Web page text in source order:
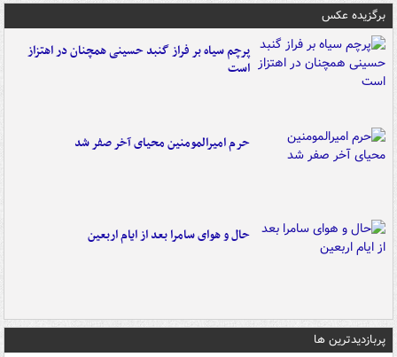
برگزیده عکس
پرچم سیاه بر فراز گنبد حسینی همچنان در اهتزاز
است
حرم امیرالمومنین محیای آخر صفر شد
حال و هوای سامرا بعد از ایام اربعین
پربازدیدترین ها